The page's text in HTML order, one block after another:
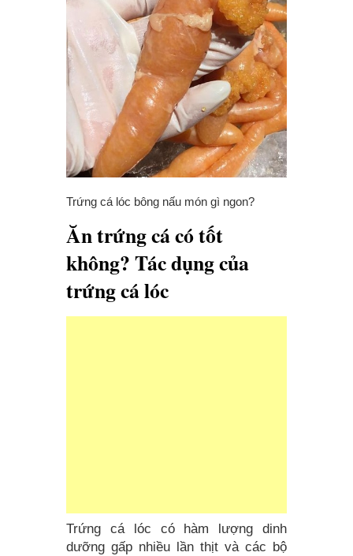
Trứng cá lóc bông nấu món gì ngon?
Ăn trứng cá có tốt
không? Tác dụng của
trứng cá lóc
Trứng cá lóc có hàm lượng dinh
dưỡng gấp nhiều lần thịt và các bộ